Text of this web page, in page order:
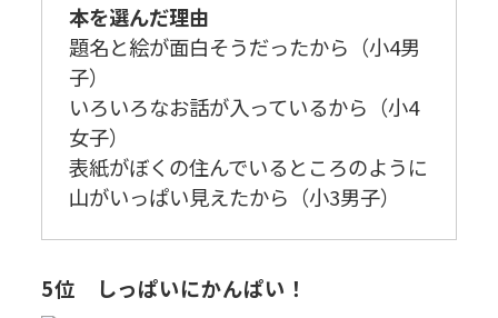
本を選んだ理由
題名と絵が面白そうだったから（小4男
子）
いろいろなお話が入っているから（小4
女子）
表紙がぼくの住んでいるところのように
山がいっぱい見えたから（小3男子）
5位 しっぱいにかんぱい！